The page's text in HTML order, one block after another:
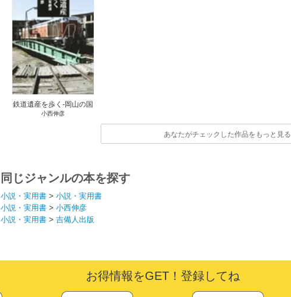
鉄道遺産を歩く-岡山の国
有鉄道-
小西伸彦
あなたがチェックした作品をもっと見る
同じジャンルの本を探す
小説・実用書 > 小説・実用書
小説・実用書 > 小西伸彦
小説・実用書 > 吉備人出版
お得情報をGET！登録してね